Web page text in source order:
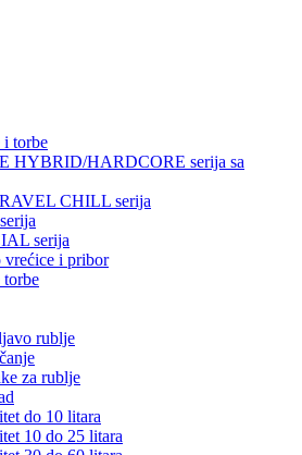
i torbe
HYBRID/HARDCORE serija sa
CHILL serija
serija
i pribor
rublje
za rublje
do 10 litara
10 do 25 litara